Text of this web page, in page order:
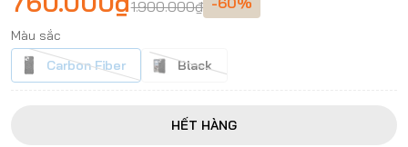
1.900.000₫
Màu sắc
Carbon Fiber
Black
HẾT HÀNG